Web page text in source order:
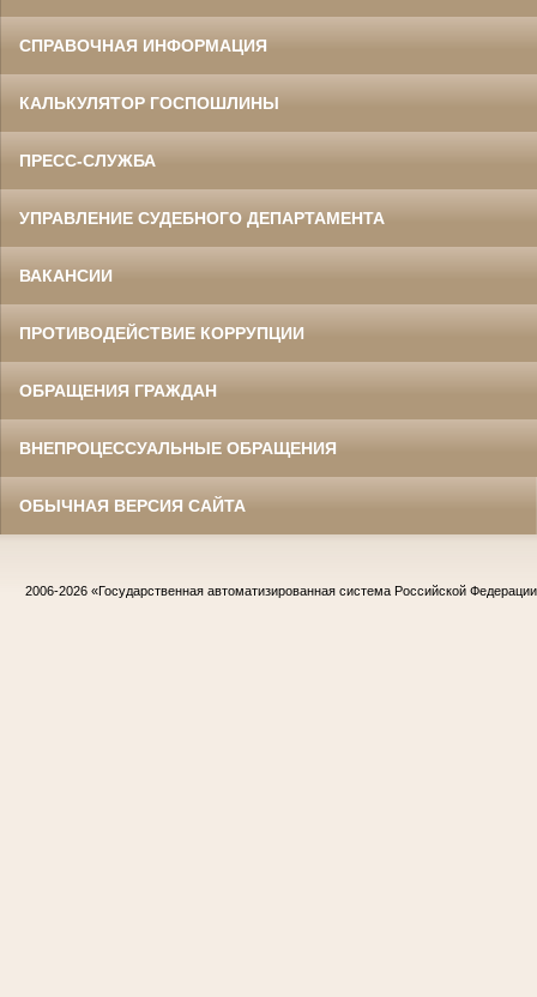
СПРАВОЧНАЯ ИНФОРМАЦИЯ
КАЛЬКУЛЯТОР ГОСПОШЛИНЫ
ПРЕСС-СЛУЖБА
УПРАВЛЕНИЕ СУДЕБНОГО ДЕПАРТАМЕНТА
ВАКАНСИИ
ПРОТИВОДЕЙСТВИЕ КОРРУПЦИИ
ОБРАЩЕНИЯ ГРАЖДАН
ВНЕПРОЦЕССУАЛЬНЫЕ ОБРАЩЕНИЯ
ОБЫЧНАЯ ВЕРСИЯ САЙТА
2006-2026 «Государственная автоматизированная система Российской